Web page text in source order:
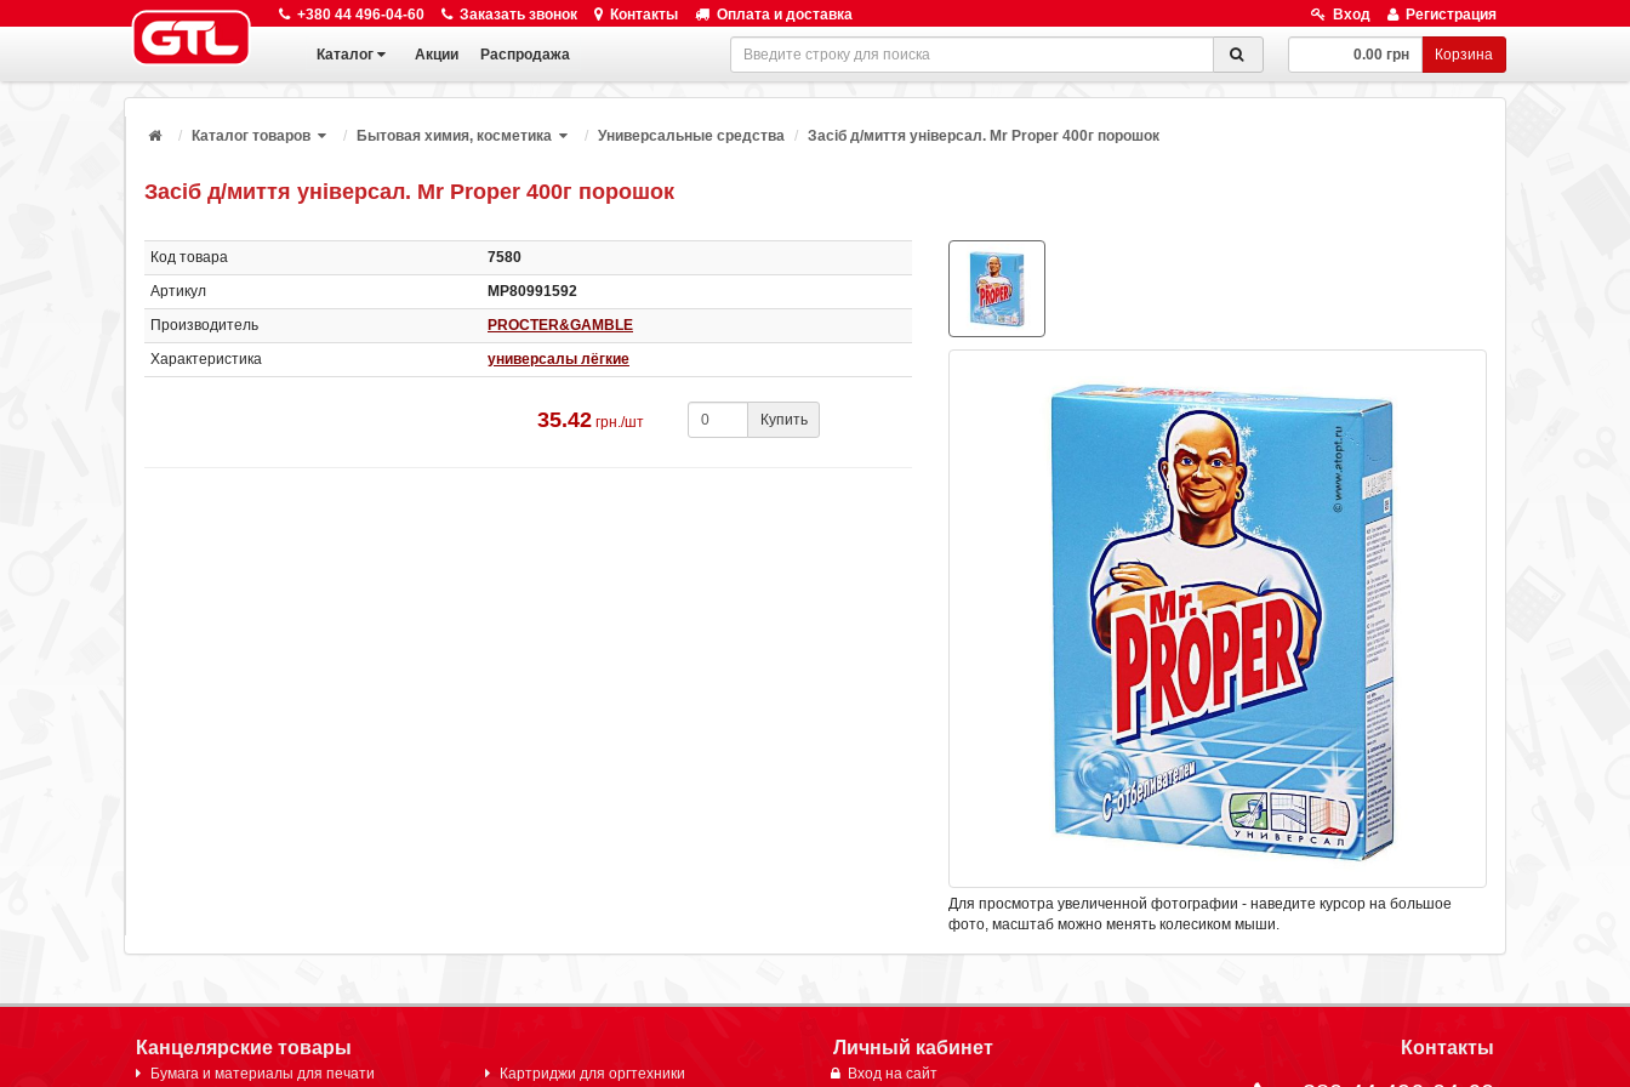
+380 44 496-04-60 Заказать звонок Контакты Оплата и доставка Вход Регистрация
Каталог Акции Распродажа 0.00 грн Корзина
Каталог товаров Бытовая химия, косметика Универсальные средства Засіб д/миття універсал. Mr Proper 400г порошок
Засіб д/миття універсал. Mr Proper 400г порошок
Код товара
7580
Артикул
МР80991592
Производитель
PROCTER&GAMBLE
Характеристика
универсалы лёгкие
35.42 грн./шт Купить
Для просмотра увеличенной фотографии - наведите курсор на большое
фото, масштаб можно менять колесиком мыши.
Канцелярские товары
Бумага и материалы для печати
Картриджи для оргтехники
Личный кабинет
Вход на сайт
Контакты